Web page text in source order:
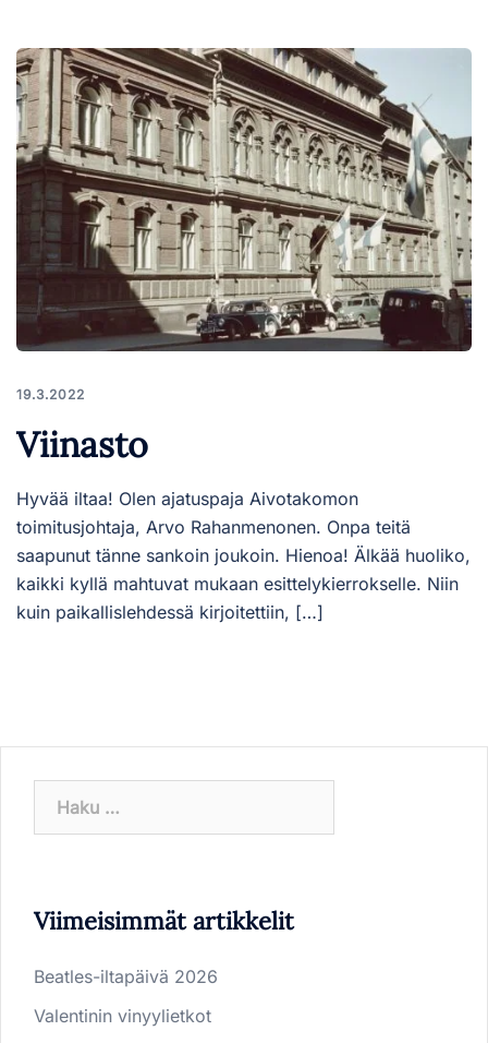
19.3.2022
Viinasto
Hyvää iltaa! Olen ajatuspaja Aivotakomon
toimitusjohtaja, Arvo Rahanmenonen. Onpa teitä
saapunut tänne sankoin joukoin. Hienoa! Älkää huoliko,
kaikki kyllä mahtuvat mukaan esittelykierrokselle. Niin
kuin paikallislehdessä kirjoitettiin, […]
Viimeisimmät artikkelit
Beatles-iltapäivä 2026
Valentinin vinyylietkot